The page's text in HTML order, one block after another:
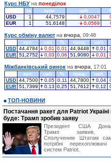
Курс НБУ на понеділок
за курс uah
USD
1 44,7579 0,0047
EUR
1 51,6148 0,0569
Курс обміну валют на вчора , 09:48
куп. uah % прод. uah
USD 44,4784 0,01 0,01 44,9448 0,01
EUR 51,2752 0,03 0,06 51,9080 0,01
Міжбанківський ринок на вчора , 17:01
куп. uah % прод. uah
USD 44,7500 0,05 0,11 44,7800 0,04
EUR 51,7399 0,13 0,25 51,7612 0,12
ТОП-НОВИНИ
Постачання ракет для Patriot Україні
буде: Трамп зробив заяву
Президент США
Трамп заявив,
Сполученим Штатам
потрібні
систем Patriot.